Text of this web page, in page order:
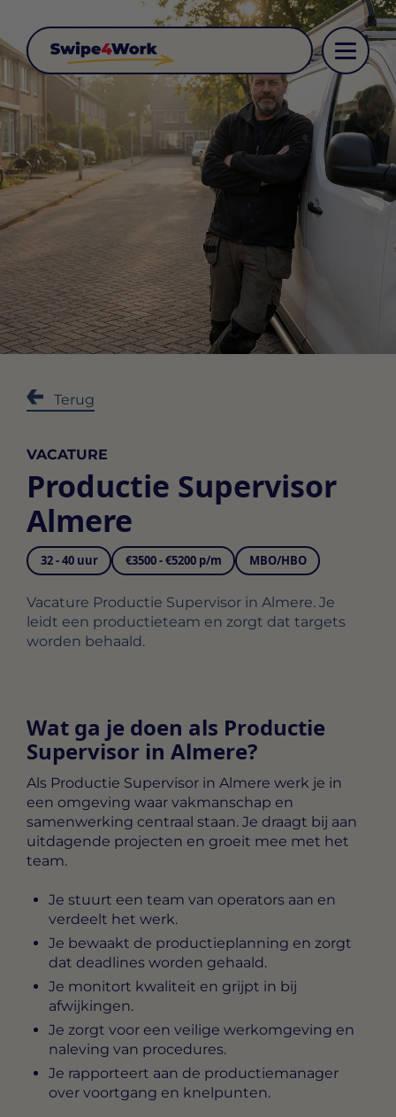
Terug
VACATURE
Productie Supervisor
Almere
32 - 40 uur €3500 - €5200 p/m MBO/HBO
Vacature Productie Supervisor in Almere. Je
leidt een productieteam en zorgt dat targets
worden behaald.
Wat ga je doen als Productie
Supervisor in Almere?
Als Productie Supervisor in Almere werk je in
een omgeving waar vakmanschap en
samenwerking centraal staan. Je draagt bij aan
uitdagende projecten en groeit mee met het
team.
Je stuurt een team van operators aan en
verdeelt het werk.
Je bewaakt de productieplanning en zorgt
dat deadlines worden gehaald.
Je monitort kwaliteit en grijpt in bij
afwijkingen.
Je zorgt voor een veilige werkomgeving en
naleving van procedures.
Je rapporteert aan de productiemanager
over voortgang en knelpunten.